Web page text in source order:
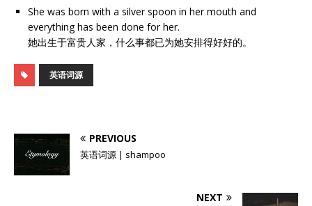
She was born with a silver spoon in her mouth and
everything has been done for her.
她出生于富贵人家，什么事都已为她安排得好好的。
英语词源
PREVIOUS
英语词源 | shampoo
NEXT